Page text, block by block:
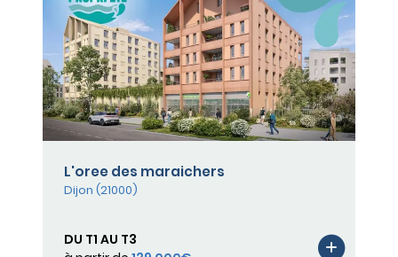
L'oree des maraichers
Dijon (21000)
DU T1 AU T3